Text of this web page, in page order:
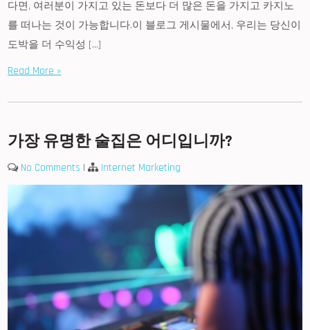
다면, 여러분이 가지고 있는 돈보다 더 많은 돈을 가지고 카지노
를 떠나는 것이 가능합니다.이 블로그 게시물에서, 우리는 당신이
도박을 더 수익성 […]
Read More »
가장 유명한 술집은 어디입니까?
No Comments | Internet Marketing